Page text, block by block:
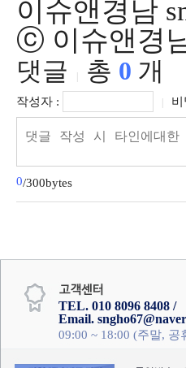
이슈앤경남
ⓒ 이슈앤경
댓글 총 0 개
작성자 :
0/300bytes
TEL. 010 8096 8408 /
Email.
09:00 ~ 18:00 (주말, 공